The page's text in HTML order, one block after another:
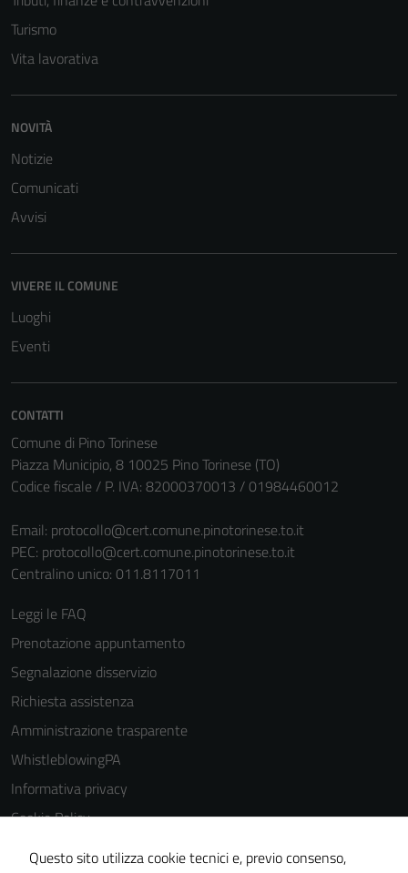
Turismo
Vita lavorativa
NOVITÀ
Notizie
Comunicati
Avvisi
VIVERE IL COMUNE
Luoghi
Eventi
CONTATTI
Comune di Pino Torinese
Piazza Municipio, 8 10025 Pino Torinese (TO)
Codice fiscale / P. IVA: 82000370013 / 01984460012
Email: protocollo@cert.comune.pinotorinese.to.it
PEC: protocollo@cert.comune.pinotorinese.to.it
Centralino unico: 011.8117011
Leggi le FAQ
Prenotazione appuntamento
Segnalazione disservizio
Richiesta assistenza
Amministrazione trasparente
WhistleblowingPA
Informativa privacy
Cookie Policy
Note legali
Questo sito utilizza cookie tecnici e, previo consenso,